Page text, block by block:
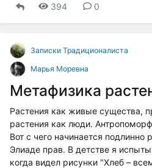
394 0
Записки Традиционалиста
Марья Моревна
Метафизика
Растения как живые существа,
растения как люди.
Вот с чего начинается подлинно
Элиаде прав. В детстве я
когда видел рисунки "Хлеб –